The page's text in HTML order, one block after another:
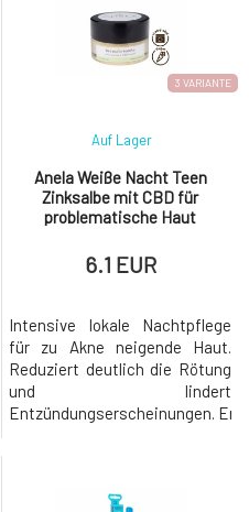
mazu Posiluje funkce kožní
bariéry Pleť zjemňuje, vyhlazuje
a sjednocuje její tón Pomá
3 VARIANTE
Anela Weiße Nacht Teen
Zinksalbe mit CBD für
problematische Haut
Auf Lager
6.1 EUR
Intensive lokale Nachtpflege
für zu Akne neigende Haut.
Reduziert deutlich die Rötung
und lindert
Entzündungserscheinungen.
leicht absorbierbare und